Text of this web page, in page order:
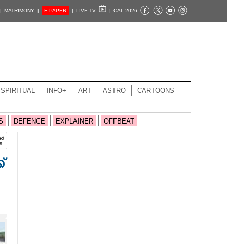
| MATRIMONY | E-PAPER | LIVE TV | CAL 2026
SPIRITUAL INFO+ ART ASTRO CARTOONS
DEFENCE EXPLAINER OFFBEAT